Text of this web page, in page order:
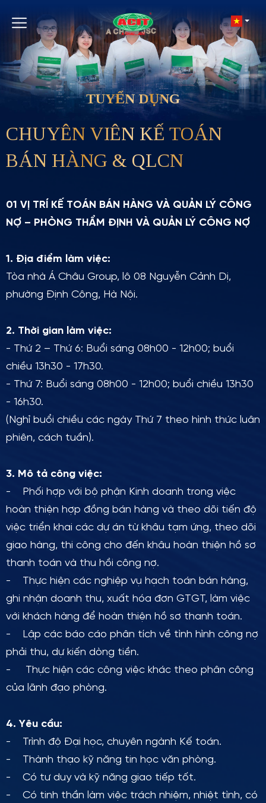
TUYỂN DỤNG
CHUYÊN VIÊN KẾ TOÁN
BÁN HÀNG & QLCN
01 VỊ TRÍ KẾ TOÁN BÁN HÀNG VÀ QUẢN LÝ CÔNG
NỢ – PHÒNG THẨM ĐỊNH VÀ QUẢN LÝ CÔNG NỢ
1. Địa điểm làm việc:
Tòa nhà Á Châu Group, lô 08 Nguyễn Cảnh Dị,
phường Định Công, Hà Nội.
2. Thời gian làm việc:
- Thứ 2 – Thứ 6: Buổi sáng 08h00 - 12h00; buổi
chiều 13h30 - 17h30.
- Thứ 7: Buổi sáng 08h00 - 12h00; buổi chiều 13h30
- 16h30.
(Nghỉ buổi chiều các ngày Thứ 7 theo hình thức luân
phiên, cách tuần).
3. Mô tả công việc:
- Phối hợp với bộ phận Kinh doanh trong việc
hoàn thiện hợp đồng bán hàng và theo dõi tiến độ
việc triển khai các dự án từ khâu tạm ứng, theo dõi
giao hàng, thi công cho đến khâu hoàn thiện hồ sơ
thanh toán và thu hồi công nợ.
- Thực hiện các nghiệp vụ hạch toán bán hàng,
ghi nhận doanh thu, xuất hóa đơn GTGT, làm việc
với khách hàng để hoàn thiện hồ sơ thanh toán.
- Lập các báo cáo phân tích về tình hình công nợ
phải thu, dự kiến dòng tiền.
- Thực hiện các công việc khác theo phân công
của lãnh đạo phòng.
4. Yêu cầu:
- Trình độ Đại học, chuyên ngành Kế toán.
- Thành thạo kỹ năng tin học văn phòng.
- Có tư duy và kỹ năng giao tiếp tốt.
- Có tinh thần làm việc trách nhiệm, nhiệt tình, có